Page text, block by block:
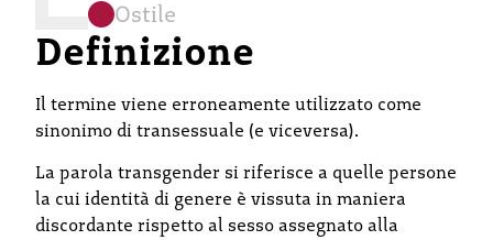
Ostile
Definizione
Il termine viene erroneamente utilizzato come
sinonimo di transessuale (e viceversa).
La parola transgender si riferisce a quelle persone
la cui identità di genere è vissuta in maniera
discordante rispetto al sesso assegnato alla